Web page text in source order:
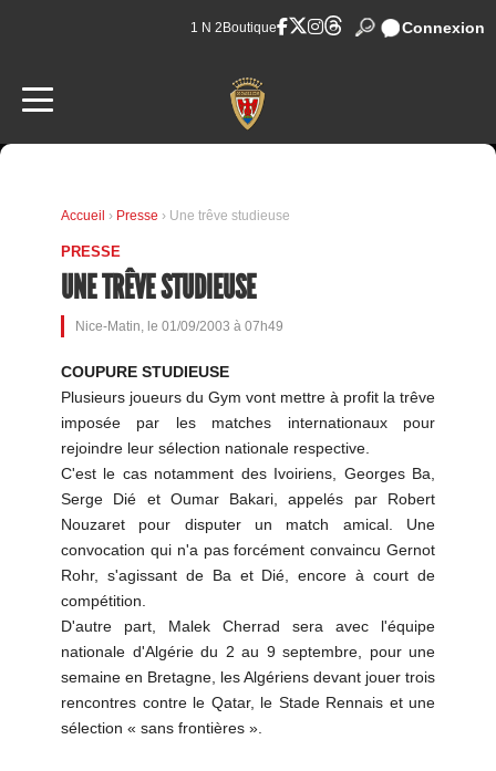
1 N 2 Boutique Connexion
Accueil › Presse › Une trêve studieuse
PRESSE
UNE TRÊVE STUDIEUSE
Nice-Matin, le 01/09/2003 à 07h49
COUPURE STUDIEUSE
Plusieurs joueurs du Gym vont mettre à profit la trêve
imposée par les matches internationaux pour
rejoindre leur sélection nationale respective.
C'est le cas notamment des Ivoiriens, Georges Ba,
Serge Dié et Oumar Bakari, appelés par Robert
Nouzaret pour disputer un match amical. Une
convocation qui n'a pas forcément convaincu Gernot
Rohr, s'agissant de Ba et Dié, encore à court de
compétition.
D'autre part, Malek Cherrad sera avec l'équipe
nationale d'Algérie du 2 au 9 septembre, pour une
semaine en Bretagne, les Algériens devant jouer trois
rencontres contre le Qatar, le Stade Rennais et une
sélection « sans frontières ».